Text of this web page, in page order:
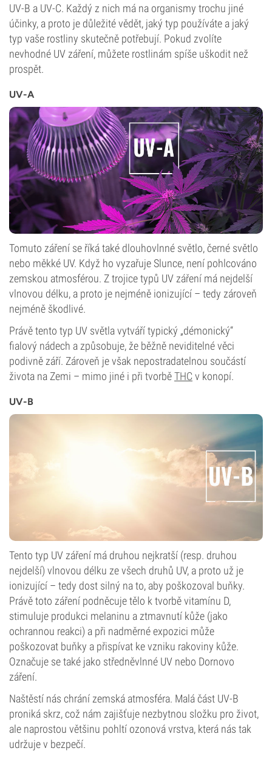
UV-B a UV-C. Každý z nich má na organismy trochu jiné
účinky, a proto je důležité vědět, jaký typ používáte a jaký
typ vaše rostliny skutečně potřebují. Pokud zvolíte
nevhodné UV záření, můžete rostlinám spíše uškodit než
prospět.
UV-A
Tomuto záření se říká také dlouhovlnné světlo, černé světlo
nebo měkké UV. Když ho vyzařuje Slunce, není pohlcováno
zemskou atmosférou. Z trojice typů UV záření má nejdelší
vlnovou délku, a proto je nejméně ionizující – tedy zároveň
nejméně škodlivé.
Právě tento typ UV světla vytváří typický „démonický“
fialový nádech a způsobuje, že běžně neviditelné věci
podivně září. Zároveň je však nepostradatelnou součástí
života na Zemi – mimo jiné i při tvorběTHC v konopí.
UV-B
Tento typ UV záření má druhou nejkratší (resp. druhou
nejdelší) vlnovou délku ze všech druhů UV, a proto už je
ionizující – tedy dost silný na to, aby poškozoval buňky.
Právě toto záření podněcuje tělo k tvorbě vitamínu D,
stimuluje produkci melaninu a ztmavnutí kůže (jako
ochrannou reakci) a při nadměrné expozici může
poškozovat buňky a přispívat ke vzniku rakoviny kůže.
Označuje se také jako středněvlnné UV nebo Dornovo
záření.
Naštěstí nás chrání zemská atmosféra. Malá část UV-B
proniká skrz, což nám zajišťuje nezbytnou složku pro život,
ale naprostou většinu pohltí ozonová vrstva, která nás tak
udržuje v bezpečí.